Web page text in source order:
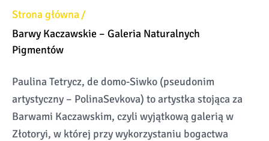
Strona główna
Barwy Kaczawskie – Galeria Naturalnych
Pigmentów
Paulina Tetrycz, de domo-Siwko (pseudonim
artystyczny – PolinaSevkova) to artystka stojąca za
Barwami Kaczawskim, czyli wyjątkową galerią w
Złotoryi, w której przy wykorzystaniu bogactwa